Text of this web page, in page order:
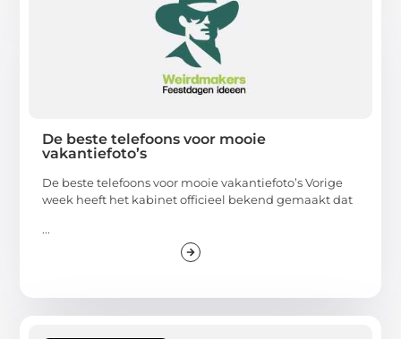
De beste telefoons voor mooie
vakantiefoto’s
De beste telefoons voor mooie vakantiefoto’s Vorige
week heeft het kabinet officieel bekend gemaakt dat
...